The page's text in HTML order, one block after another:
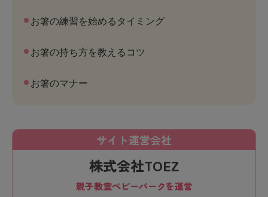
お箸の練習を始めるタイミング
お箸の持ち方を教えるコツ
お箸のマナー
サイト運営会社
株式会社TOEZ
親子教室ベビーパークを運営